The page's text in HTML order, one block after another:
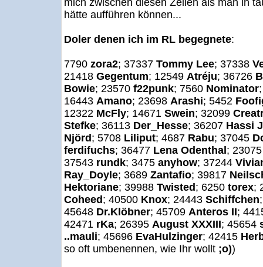
mich zwischen diesen Zeilen als man in
hätte aufführen können...
Doler denen ich im RL begegnete:
7790 zora2; 37337 Tommy Lee; 37338
21418 Gegentum; 12549 Atréju; 36726
Bowie; 23570 f22punk; 7560 Nominator
16443 Amano; 23698 Arashi; 5452
12322 McFly; 14671 Swein; 32099
Stefke; 36113 Der_Hesse; 36207 Hassi
Njörd ; 5708 Liliput; 4687 Rabu; 37045
ferdifuchs; 36477 Lena Odenthal ;
37543 rundk; 3475 anyhow; 37244
Ray_Doyle; 3689 Zantafio; 39817
Hektoriane; 39988 Twisted ; 6250 torex;
Coheed ; 40500 Knox; 24443 Schiffchen
45648 Dr.Klöbner; 45709 Anteros II;
42471 rKa; 26395 August XXXIII; 45654
..mauli; 45696 EvaHulzinger; 42415
so oft umbenennen, wie Ihr wollt ;o))